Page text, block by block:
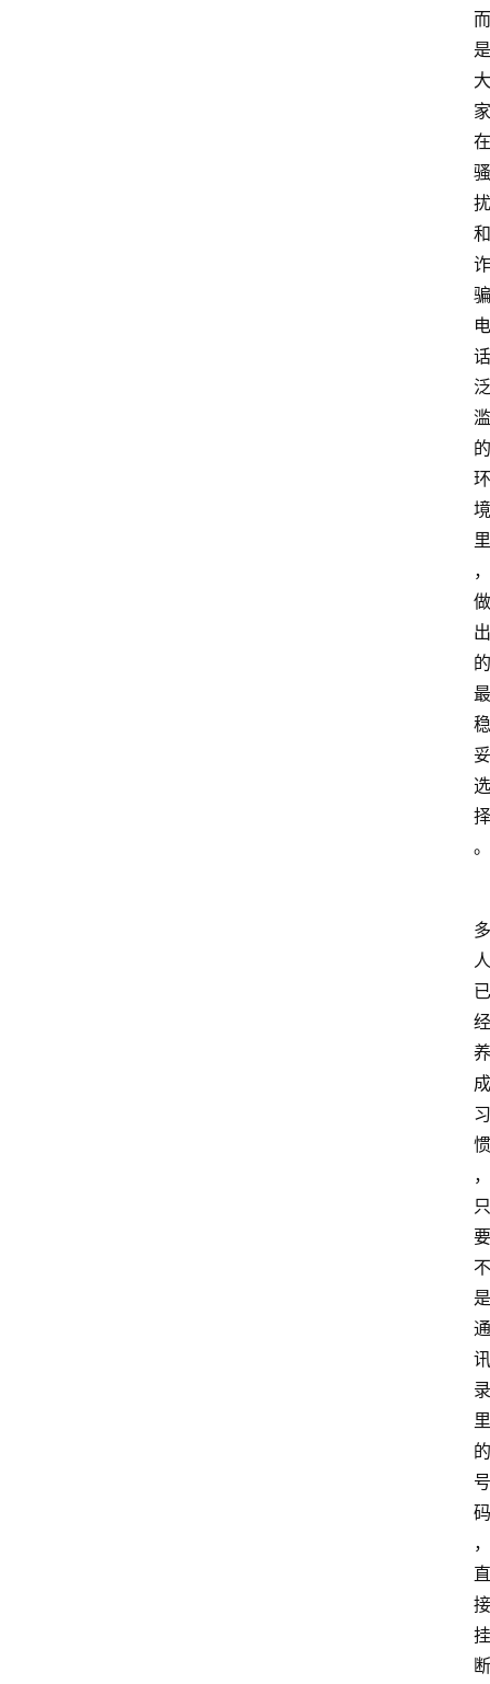
而
是
大
家
在
骚
扰
和
诈
骗
电
话
泛
滥
的
环
境
里
，
做
出
的
最
稳
妥
选
择
。
多
人
已
经
养
成
习
惯
，
只
要
不
是
通
讯
录
里
的
号
码
，
直
接
挂
断